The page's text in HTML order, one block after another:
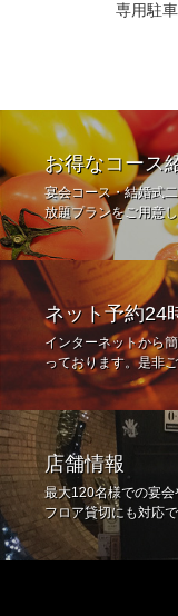
専用駐
お得なコース
宴会コース・結婚式
放題プランをご用意
ネット予約24
インターネットから
っております。是非
店舗情報
最大120名様での宴
フロア貸切にも対応